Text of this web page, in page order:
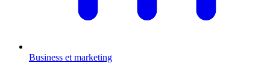
Business et marketing